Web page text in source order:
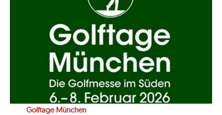
Golftage München